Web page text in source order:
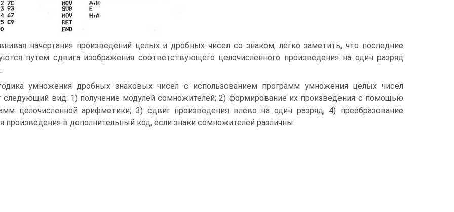
начертания произведений целых и дробных чисел со знаком, легко заметить, что последние
путем сдвига изображения соответствующего целочисленного произведения на один разряд
умножения дробных знаковых чисел с использованием программ умножения целых чисел
следующий вид: 1) получение модулей сомножителей; 2) формирование их произведения с помощью
целочисленной арифметики; 3) сдвиг произведения влево на один разряд; 4) преобразование
произведения в дополнительный код, если знаки сомножителей различны.